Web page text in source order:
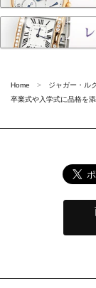
Home
ジャガー・ル
卒業式や入学式に品格を